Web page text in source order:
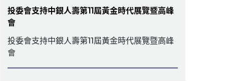
投委會支持中銀人壽第11屆黃金時代展覽暨高峰
會
投委會支持中銀人壽第11屆黃金時代展覽暨高峰
會